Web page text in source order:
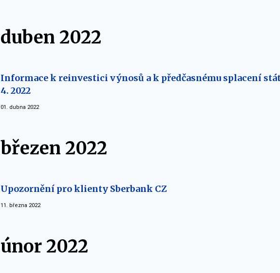
duben 2022
Informace k reinvestici výnosů a k předčasnému splacení
4. 2022
01. dubna 2022
březen 2022
Upozornění pro klienty Sberbank CZ
11. března 2022
únor 2022